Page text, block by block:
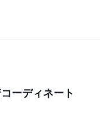
ーディネート